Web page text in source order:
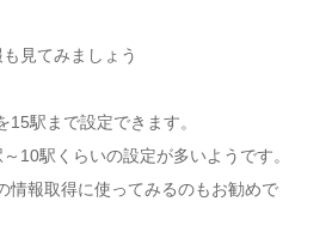
見てみましょう
駅まで設定できます。
10駅くらいの設定が多いようです。
情報取得に使ってみるのもお勧めで